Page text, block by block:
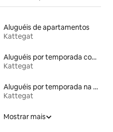
Aluguéis de apartamentos
Kattegat
Aluguéis por temporada com acesso à praia
Kattegat
Aluguéis por temporada na orla
Kattegat
Mostrar mais